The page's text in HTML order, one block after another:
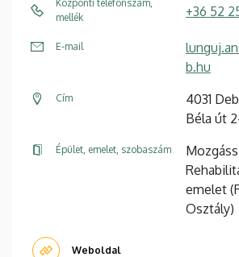
Központi telefonszám,
mellék
+36 52
E-mail
b.hu
Cím
4031
Béla út
Épület, emelet, szobaszám
emelet
Osztály)
Weboldal